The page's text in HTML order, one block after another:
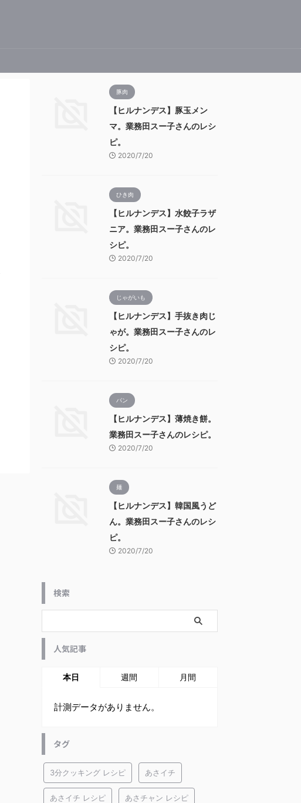
豚肉
【ヒルナンデス】豚玉メン
マ。業務田スー子さんのレシ
ピ。
2020/7/20
ひき肉
【ヒルナンデス】水餃子ラザ
ニア。業務田スー子さんのレ
シピ。
2020/7/20
じゃがいも
【ヒルナンデス】手抜き肉じ
ゃが。業務田スー子さんのレ
シピ。
2020/7/20
パン
【ヒルナンデス】薄焼き餅。
業務田スー子さんのレシピ。
2020/7/20
麺
【ヒルナンデス】韓国風うど
ん。業務田スー子さんのレシ
ピ。
2020/7/20
検索
人気記事
本日 週間 月間
計測データがありません。
タグ
3分クッキング レシピ あさイチ
あさイチ レシピ あさチャン レシピ